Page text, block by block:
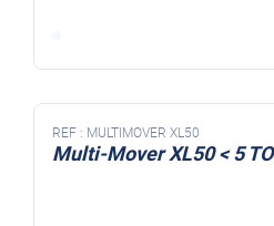
REF : MULTIMOVER XL50
Multi-Mover XL50 < 5 TO